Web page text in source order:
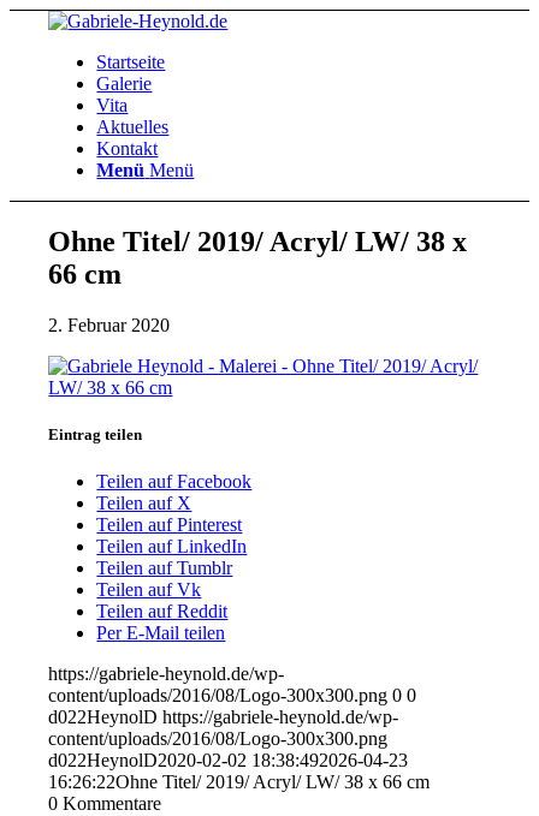
Startseite
Galerie
Vita
Aktuelles
Kontakt
Menü Menü
Ohne Titel/ 2019/ Acryl/ LW/ 38 x
66 cm
2. Februar 2020
Eintrag teilen
Teilen auf Facebook
Teilen auf X
Teilen auf Pinterest
Teilen auf LinkedIn
Teilen auf Tumblr
Teilen auf Vk
Teilen auf Reddit
Per E-Mail teilen
https://gabriele-heynold.de/wp-
content/uploads/2016/08/Logo-300x300.png 0 0
d022HeynolD https://gabriele-heynold.de/wp-
content/uploads/2016/08/Logo-300x300.png
d022HeynolD2020-02-02 18:38:492026-04-23
16:26:22Ohne Titel/ 2019/ Acryl/ LW/ 38 x 66 cm
0 Kommentare